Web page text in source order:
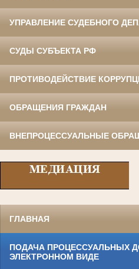
УПРАВЛЕНИЕ СУДЕБНОГО
СУДЫ СУБЪЕКТА РФ
ПРОТИВОДЕЙСТВИЕ
ОБРАЩЕНИЯ ГРАЖДАН
ВНЕПРОЦЕССУАЛЬНЫЕ
ГЛАВНАЯ
ПОДАЧА ПРОЦЕССУАЛЬНЫХ
ЭЛЕКТРОННОМ ВИДЕ